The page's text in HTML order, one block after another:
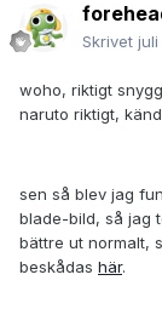
Skrivet juli
woho, riktigt
naruto riktigt,
sen så blev jag
blade-bild, så jag
bättre ut normalt,
beskådas här.